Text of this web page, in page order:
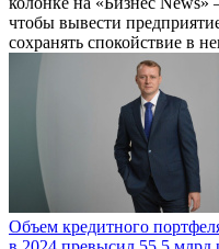
чтобы вывести
сохранять спокойствие в
Объем кредитного